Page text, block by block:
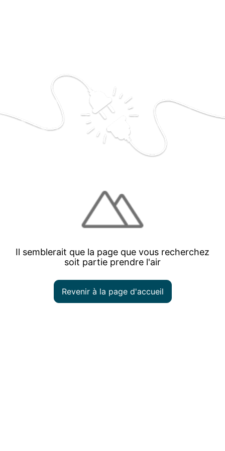
Il semblerait que la page que vous recherchez
soit partie prendre l'air
Revenir à la page d'accueil